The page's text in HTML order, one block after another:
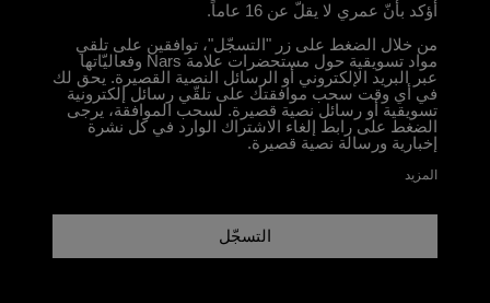
أؤكد بأنّ عمري لا يقلّ عن 16 عاماً.
من خلال الضغط على زر "التسجّل"، توافقين على تلقي
مواد تسويقية حول مستحضرات علامة Nars وفعاليّاتها
عبر البريد الإلكتروني أو الرسائل النصية القصيرة. يحق لك
في أي وقت سحب موافقتك على تلقّي رسائل إلكترونية
تسويقية أو رسائل نصية قصيرة. لسحب الموافقة، يرجى
الضغط على رابط إلغاء الاشتراك الوارد في كل نشرة
إخبارية ورسالة نصية قصيرة.
المزيد
التسجّل